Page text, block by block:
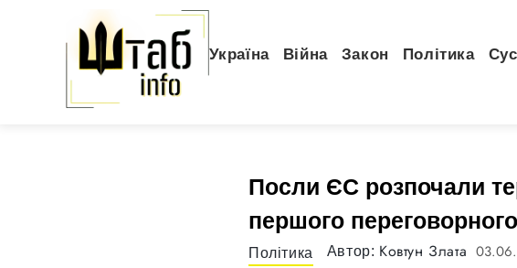
Україна Війна Закон Політика
Посли ЄС розпочали
першого
Політика Автор: Ковтун Злата